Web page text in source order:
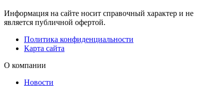
Информация на сайте носит справочный характер и не
является публичной офертой.
Политика конфиденциальности
Карта сайта
О компании
Новости